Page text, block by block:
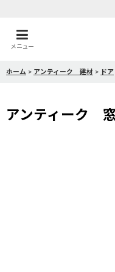
メニュー
ホーム > アンティーク 建材 > ドア
アンティーク